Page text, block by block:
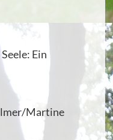
Ein
Martine